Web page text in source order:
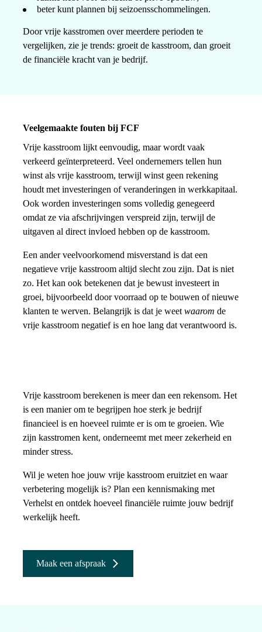
beter kunt plannen bij seizoensschommelingen.
Door vrije kasstromen over meerdere perioden te
vergelijken, zie je trends: groeit de kasstroom, dan groeit
de financiële kracht van je bedrijf.
Veelgemaakte fouten bij FCF
Vrije kasstroom lijkt eenvoudig, maar wordt vaak
verkeerd geïnterpreteerd. Veel ondernemers tellen hun
winst als vrije kasstroom, terwijl winst geen rekening
houdt met investeringen of veranderingen in werkkapitaal.
Ook worden investeringen soms volledig genegeerd
omdat ze via afschrijvingen verspreid zijn, terwijl de
uitgaven al direct invloed hebben op de kasstroom.
Een ander veelvoorkomend misverstand is dat een
negatieve vrije kasstroom altijd slecht zou zijn. Dat is niet
zo. Het kan ook betekenen dat je bewust investeert in
groei, bijvoorbeeld door voorraad op te bouwen of nieuwe
klanten te werven. Belangrijk is dat je weetwaarom de
vrije kasstroom negatief is en hoe lang dat verantwoord is.
Vrije kasstroom berekenen is meer dan een rekensom. Het
is een manier om te begrijpen hoe sterk je bedrijf
financieel is en hoeveel ruimte er is om te groeien. Wie
zijn kasstromen kent, onderneemt met meer zekerheid en
minder stress.
Wil je weten hoe jouw vrije kasstroom eruitziet en waar
verbetering mogelijk is? Plan een kennismaking met
Verhelst en ontdek hoeveel financiële ruimte jouw bedrijf
werkelijk heeft.
Maak een afspraak